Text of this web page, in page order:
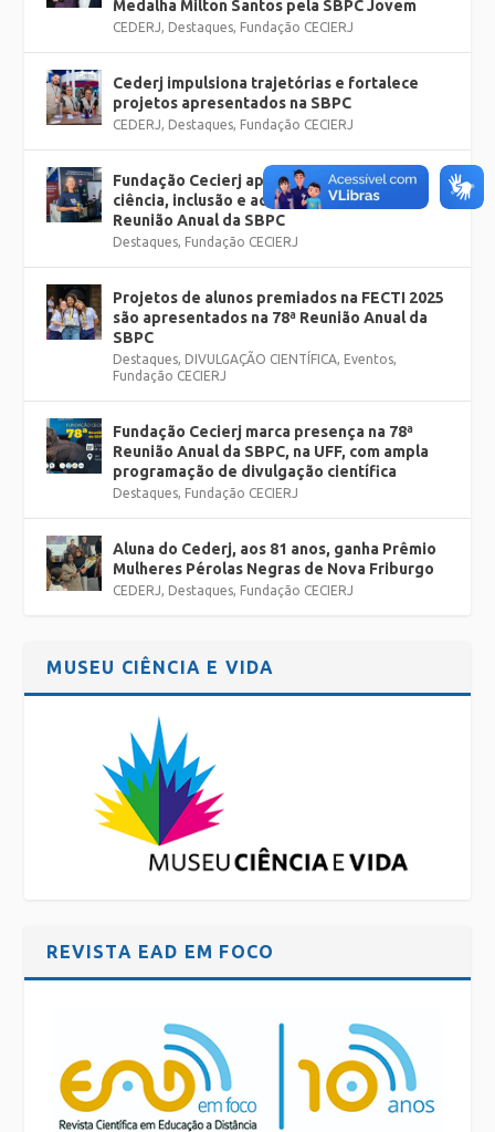
Medalha Milton Santos pela SBPC Jovem
CEDERJ, Destaques, Fundação CECIERJ
Cederj impulsiona trajetórias e fortalece
projetos apresentados na SBPC
CEDERJ, Destaques, Fundação CECIERJ
Fundação Cecierj apresenta projetos de
ciência, inclusão e acessibilidade na 78ª
Reunião Anual da SBPC
Destaques, Fundação CECIERJ
Projetos de alunos premiados na FECTI 2025
são apresentados na 78ª Reunião Anual da
SBPC
Destaques, DIVULGAÇÃO CIENTÍFICA, Eventos,
Fundação CECIERJ
Fundação Cecierj marca presença na 78ª
Reunião Anual da SBPC, na UFF, com ampla
programação de divulgação científica
Destaques, Fundação CECIERJ
Aluna do Cederj, aos 81 anos, ganha Prêmio
Mulheres Pérolas Negras de Nova Friburgo
CEDERJ, Destaques, Fundação CECIERJ
MUSEU CIÊNCIA E VIDA
REVISTA EAD EM FOCO